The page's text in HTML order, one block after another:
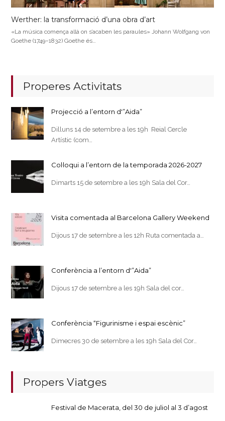
Werther: la transformació d’una obra d’art
«La música comença allà on s’acaben les paraules» Johann Wolfgang von
Goethe (1749–1832) Goethe és…
Properes Activitats
Projecció a l’entorn d'”Aida”
Dilluns 14 de setembre a les 19h Reial Cercle
Artístic (com…
Col·loqui a l’entorn de la temporada 2026-2027
Dimarts 15 de setembre a les 19h Sala del Cor…
Visita comentada al Barcelona Gallery Weekend
Dijous 17 de setembre a les 12h Ruta comentada a…
Conferència a l’entorn d'”Aida”
Dijous 17 de setembre a les 19h Sala del cor…
Conferència “Figurinisme i espai escènic”
Dimecres 30 de setembre a les 19h Sala del Cor…
Propers Viatges
Festival de Macerata, del 30 de juliol al 3 d’agost